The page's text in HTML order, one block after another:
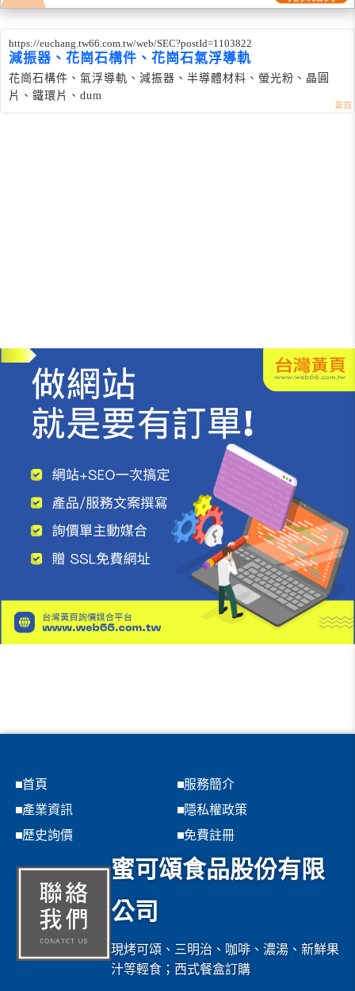
https://euchang.tw66.com.tw/web/SEC?postId=1103822
減振器、花崗石構件、花崗石氣浮導軌
花崗石構件、氣浮導軌、減振器、半導體材料、螢光粉、晶圓
片、鐵環片、dum
首頁
服務簡介
產業資訊
隱私權政策
歷史詢價
免費註冊
蜜可頌食品股份有限
公司
現烤可頌、三明治、咖啡、濃湯、新鮮果
汁等輕食；西式餐盒訂購